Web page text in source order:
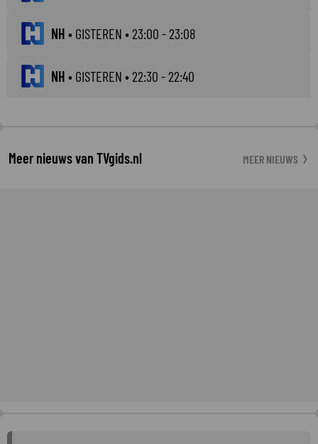
NH • GISTEREN • 23:00 - 23:08
NH • GISTEREN • 22:30 - 22:40
Meer nieuws van TVgids.nl MEER NIEUWS